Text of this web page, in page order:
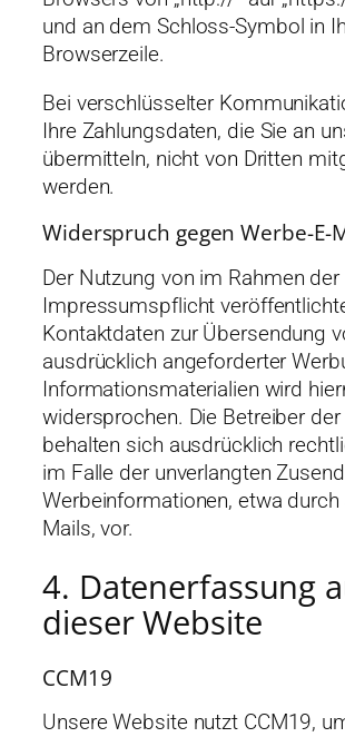
und an dem Schloss-Symbol in
Browserzeile.
Bei verschlüsselter
Ihre Zahlungsdaten, die Sie an
übermitteln, nicht von Dritten
werden.
Widerspruch gegen Werbe-E-
Der Nutzung von im Rahmen der
Impressumspflicht
Kontaktdaten zur Übersendung
ausdrücklich angeforderter
Informationsmaterialien wird
widersprochen. Die Betreiber der
behalten sich ausdrücklich
im Falle der unverlangten
Werbeinformationen, etwa durch
Mails, vor.
4. Datenerfassung
dieser Website
CCM19
Unsere Website nutzt CCM19,